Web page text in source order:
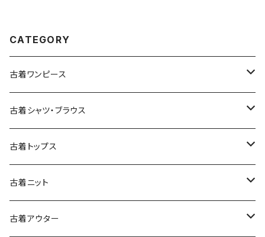
CATEGORY
古着ワンピース
古着長袖ワンピース
古着半袖ワンピース
古着ノースリーブワンピース
古着キャミソールワンピース
古着シャツ・ブラウス
古着長袖シャツ・ブラウス
古着半袖シャツ・ブラウス
古着ノースリーブシャツ・ブラウス
古着トップス
古着スウェット&パーカー
古着スウェット
古着プルオーバー
古着ニット
古着セーター
古着アウター